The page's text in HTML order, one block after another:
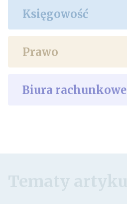
Księgowość
Prawo
Biura rachunkowe